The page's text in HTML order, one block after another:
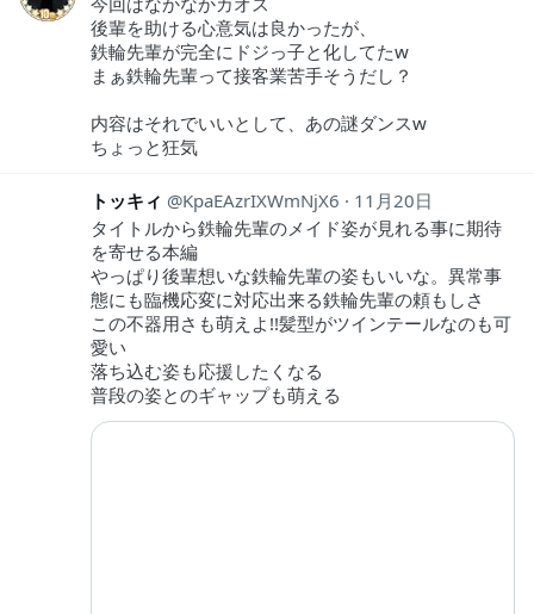
後輩を助ける心意気は良かったが、
鉄輪先輩が完全にドジっ子と化してたw
まぁ鉄輪先輩って接客業苦手そうだし？
内容はそれでいいとして、あの謎ダンスw
ちょっと狂気
トッキィ KpaEAzrIXWmNjX6
11月20日
タイトルから鉄輪先輩のメイド姿が見れる事に期待
を寄せる本編
やっぱり後輩想いな鉄輪先輩の姿もいいな。異常事
態にも臨機応変に対応出来る鉄輪先輩の頼もしさ
この不器用さも萌えよ!!髪型がツインテールなのも可
愛い
落ち込む姿も応援したくなる
普段の姿とのギャップも萌える